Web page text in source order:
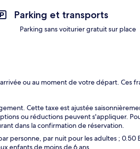
Parking et transports
Parking sans voiturier gratuit sur place
ou au moment de votre départ. Ces
Cette taxe est ajustée
ou réductions peuvent s'appliquer.
dans la confirmation de réservation.
personne, par nuit pour les adultes ; 0.50
enfants de moins de 6 ans.